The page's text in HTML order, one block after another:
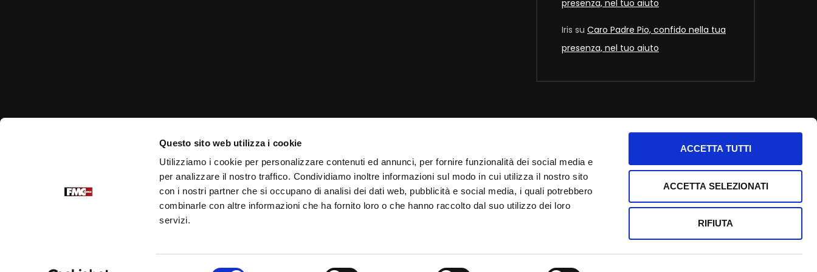
Questo sito web utilizza i cookie
Utilizziamo i cookie per personalizzare contenuti ed annunci, per fornire funzionalità dei social media e
per analizzare il nostro traffico. Condividiamo inoltre informazioni sul modo in cui utilizza il nostro sito
con i nostri partner che si occupano di analisi dei dati web, pubblicità e social media, i quali potrebbero
combinarle con altre informazioni che ha fornito loro o che hanno raccolto dal suo utilizzo dei loro
servizi.
ACCETTA TUTTI
ACCETTA SELEZIONATI
RIFIUTA
presenza, nel tuo aiuto
Iris su Caro Padre Pio, confido nella tua
presenza, nel tuo aiuto
Portale Ufficiale PadrePio.it
Fondazione Voce di Padre Pio
Contatti
Email:info@padrepio.tv
Tel:+39.0882.413113
Paginacontatti
Info utili
Informativa privacy
Cookie Policy
Credits